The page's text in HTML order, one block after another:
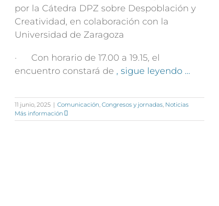
por la Cátedra DPZ sobre Despoblación y
Creatividad, en colaboración con la
Universidad de Zaragoza
· Con horario de 17.00 a 19.15, el
encuentro constará de , sigue leyendo …
11 junio, 2025 | Comunicación Congresos y jornadas Noticias
Más información